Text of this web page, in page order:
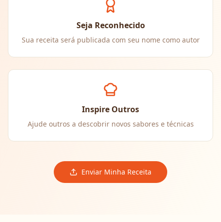
Seja Reconhecido
Sua receita será publicada com seu nome como autor
Inspire Outros
Ajude outros a descobrir novos sabores e técnicas
Enviar Minha Receita